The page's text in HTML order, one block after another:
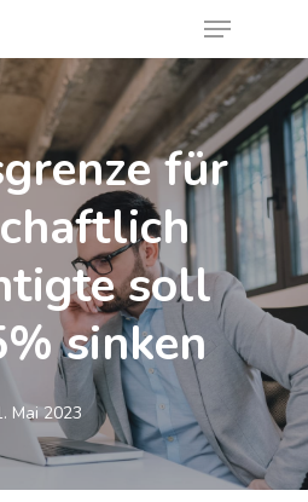
Menu
für
soll
sinken
Mai 2023
Close
Menu